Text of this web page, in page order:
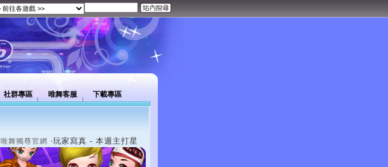
社群專區 唯舞客服 下載專區
唯舞獨尊官網 ‧玩家寫真 - 本週主打星